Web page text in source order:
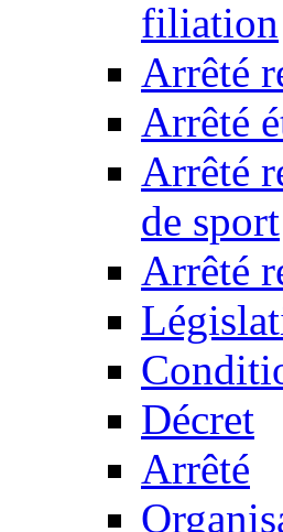
filiation
Arrêté
Arrêté
Arrêté
de sport
Arrêté
Décret
Arrêté